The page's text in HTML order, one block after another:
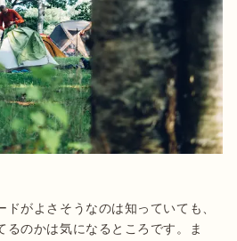
がよさそうなのは知っていても、
るのかは気になるところです。ま